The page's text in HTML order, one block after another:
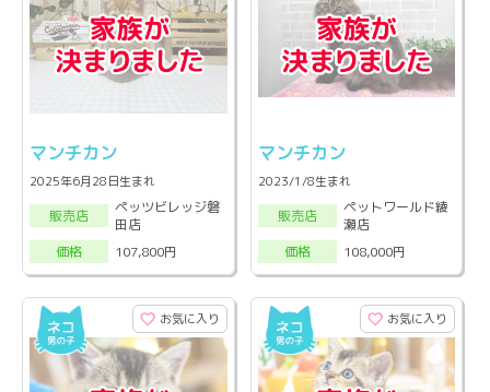
マンチカン
2025年6月28日生まれ
販売店
ペッツビレッジ磐
田店
価格
107,800円
マンチカン
2023/1/8生まれ
販売店
ペットワールド綾
瀬店
価格
108,000円
お気に入り お気に入り